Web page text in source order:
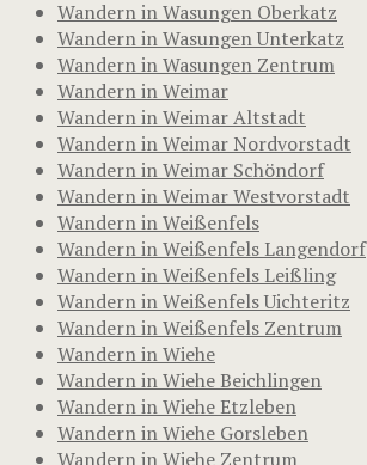
Wandern in Wasungen Oberkatz
Wandern in Wasungen Unterkatz
Wandern in Wasungen Zentrum
Wandern in Weimar
Wandern in Weimar Altstadt
Wandern in Weimar Nordvorstadt
Wandern in Weimar Schöndorf
Wandern in Weimar Westvorstadt
Wandern in Weißenfels
Wandern in Weißenfels Langendorf
Wandern in Weißenfels Leißling
Wandern in Weißenfels Uichteritz
Wandern in Weißenfels Zentrum
Wandern in Wiehe
Wandern in Wiehe Beichlingen
Wandern in Wiehe Etzleben
Wandern in Wiehe Gorsleben
Wandern in Wiehe Zentrum